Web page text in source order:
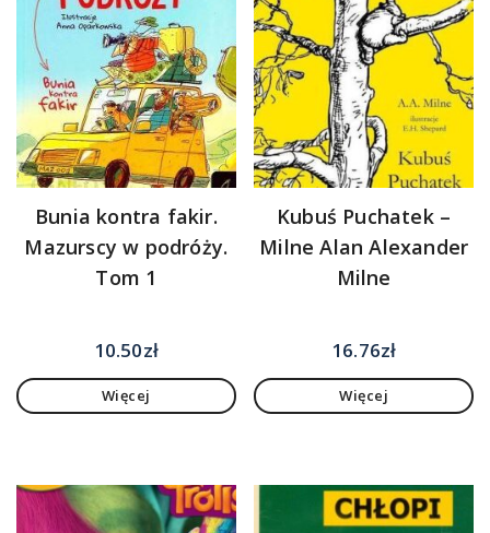
Bunia kontra fakir.
Mazurscy w podróży.
Tom 1
10.50zł
Więcej
Kubuś Puchatek –
Milne Alan Alexander
Milne
16.76zł
Więcej